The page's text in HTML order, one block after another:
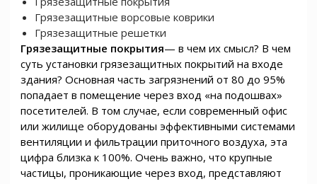
Грязезащитные ворсовые коврики
Грязезащитные решетки
Грязезащитные покрытия— в чем их смысл? В чем
суть установки грязезащитных покрытий на входе
здания? Основная часть загрязнений от 80 до 95%
попадает в помещение через вход «на подошвах»
посетителей. В том случае, если современный офис
или жилище оборудованы эффективными системами
вентиляции и фильтрации приточного воздуха, эта
цифра близка к 100%. Очень важно, что крупные
частицы, проникающие через вход, представляют